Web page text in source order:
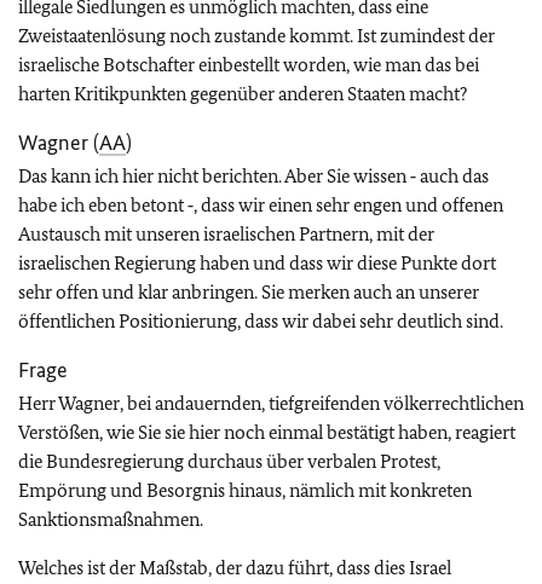
illegale Siedlungen es unmöglich machten, dass eine
Zweistaatenlösung noch zustande kommt. Ist zumindest der
israelische Botschafter einbestellt worden, wie man das bei
harten Kritikpunkten gegenüber anderen Staaten macht?
Wagner (AA)
Das kann ich hier nicht berichten. Aber Sie wissen ‑ auch das
habe ich eben betont ‑, dass wir einen sehr engen und offenen
Austausch mit unseren israelischen Partnern, mit der
israelischen Regierung haben und dass wir diese Punkte dort
sehr offen und klar anbringen. Sie merken auch an unserer
öffentlichen Positionierung, dass wir dabei sehr deutlich sind.
Frage
Herr Wagner, bei andauernden, tiefgreifenden völkerrechtlichen
Verstößen, wie Sie sie hier noch einmal bestätigt haben, reagiert
die Bundesregierung durchaus über verbalen Protest,
Empörung und Besorgnis hinaus, nämlich mit konkreten
Sanktionsmaßnahmen.
Welches ist der Maßstab, der dazu führt, dass dies Israel